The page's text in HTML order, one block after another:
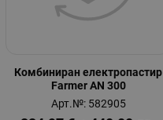
Комбиниран електропастир
Farmer AN 300
Арт.№: 582905